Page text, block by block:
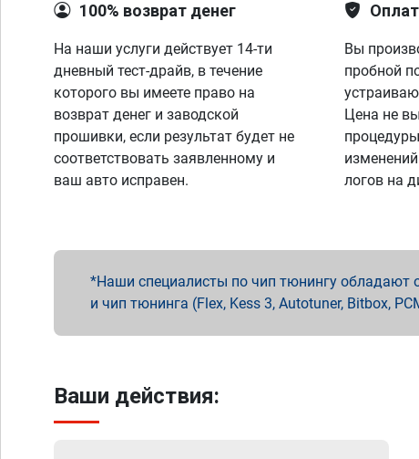
100% возврат денег
На наши услуги действует 14-ти
дневный тест-драйв, в течение
которого вы имеете право на
возврат денег и заводской
прошивки, если результат будет не
соответствовать заявленному и
ваш авто исправен.
Вы
пробной
Цена не
логов на
Наши специалисты по чип тюнингу обладают
и чип тюнинга (Flex, Kess 3, Autotuner, Bitbox,
Ваши действия: